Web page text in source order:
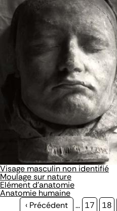
Visage masculin non identifié
Moulage sur nature
Elément d'anatomie
Anatomie humaine
Page
‹ Précédent … Page
17 Page
18